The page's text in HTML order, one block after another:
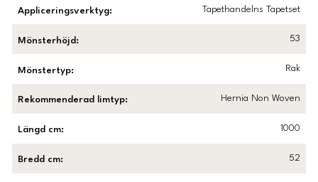
Appliceringsverktyg: Tapethandelns Tapetset
Mönsterhöjd : 53
Mönstertyp: Rak
Rekommenderad limtyp: Hernia Non Woven
Längd cm: 1000
Bredd cm: 52